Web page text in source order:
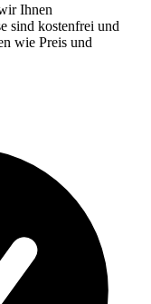
Ihnen
sind kostenfrei und
wie Preis und